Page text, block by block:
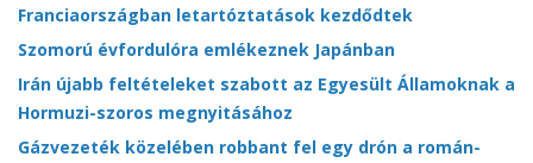
Franciaországban letartóztatások kezdődtek
Szomorú évfordulóra emlékeznek Japánban
Irán újabb feltételeket szabott az Egyesült Államoknak a
Hormuzi-szoros megnyitásához
Gázvezeték közelében robbant fel egy drón a román-